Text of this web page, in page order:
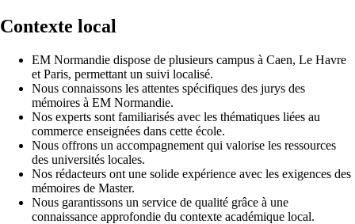
Contexte local
EM Normandie dispose de plusieurs campus à Caen, Le Havre
et Paris, permettant un suivi localisé.
Nous connaissons les attentes spécifiques des jurys des
mémoires à EM Normandie.
Nos experts sont familiarisés avec les thématiques liées au
commerce enseignées dans cette école.
Nous offrons un accompagnement qui valorise les ressources
des universités locales.
Nos rédacteurs ont une solide expérience avec les exigences des
mémoires de Master.
Nous garantissons un service de qualité grâce à une
connaissance approfondie du contexte académique local.